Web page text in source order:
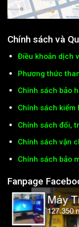
Chính sách và
Điều khoản dịch
Phương thức
Chính sách bảo
Chính sách kiểm
Chính sách đổi,
Chính sách vận
Chính sách bảo
Fanpage